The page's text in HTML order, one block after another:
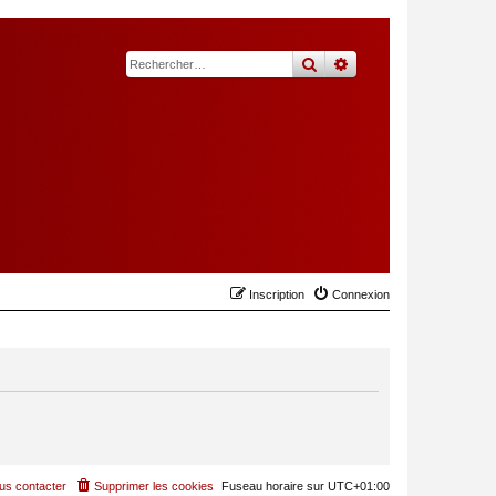
rechercher
recherche
Connexion
Inscription
Fuseau horaire sur UTC+01:00
Supprimer les cookies
contacter